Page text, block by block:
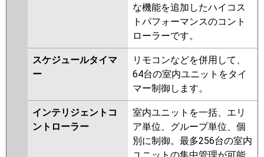
な機能を追加したハイコス
トパフォーマンスのコント
ローラーです。
スケジュールタイマ
ー
リモコンなどを併用して、
64台の室内ユニットをタイ
マー制御します。
インテリジェントコ
ントローラー
室内ユニットを一括、エリ
ア単位、グループ単位、個
別に制御。最多256台の室内